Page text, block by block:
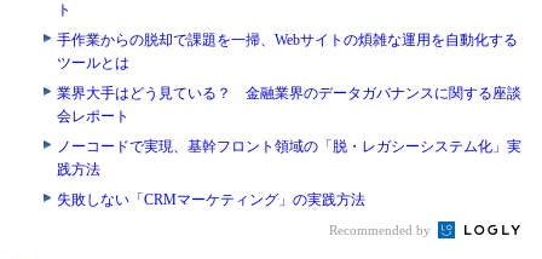
ト
手作業からの脱却で課題を一掃、Webサイトの煩雑な運用を自動化する
ツールとは
業界大手はどう見ている？ 金融業界のデータガバナンスに関する座談
会レポート
ノーコードで実現、基幹フロント領域の「脱・レガシーシステム化」実
践方法
失敗しない「CRMマーケティング」の実践方法
Recommended by